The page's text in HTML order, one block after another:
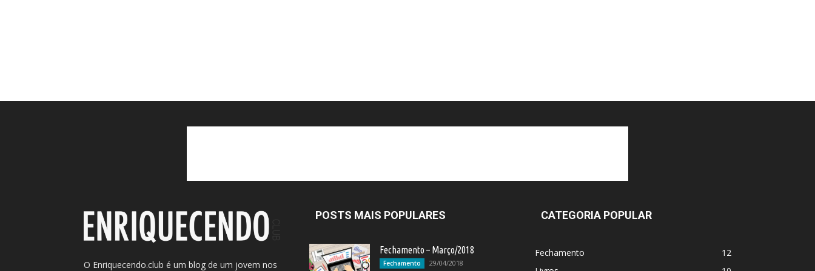
O Enriquecendo.club é um blog de um jovem nos
POSTS MAIS POPULARES
Fechamento – Março/2018
Fechamento 29/04/2018
CATEGORIA POPULAR
Fechamento
12